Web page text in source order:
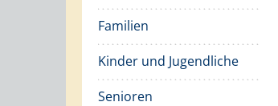
Familien
Kinder und Jugendliche
Senioren